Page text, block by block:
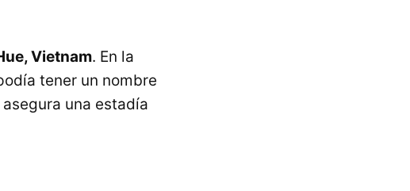
Vietnam. En la
tener un nombre
una estadía